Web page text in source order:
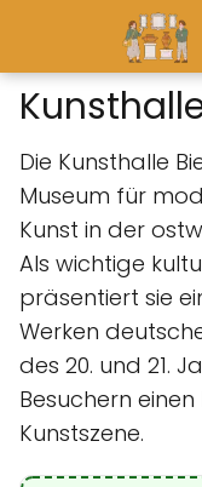
Die Kunsthalle
Museum für
Kunst in der
Als wichtige
präsentiert sie
Werken
des 20. und 21.
Besuchern
Kunstszene.